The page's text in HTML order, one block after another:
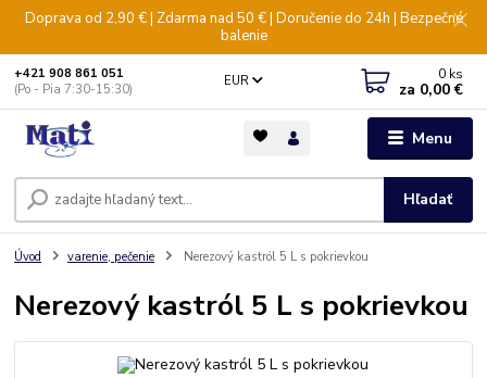
Doprava od 2,90 € | Zdarma nad 50 € | Doručenie do 24h | Bezpečné
balenie
Menu
EUR
Hľadať
+421 908 861 051
(Po - Pia 7:30-15:30)
0 ks
za 0,00 €
Úvod varenie, pečenie Nerezový kastról 5 L s pokrievkou
Nerezový kastról 5 L s pokrievkou